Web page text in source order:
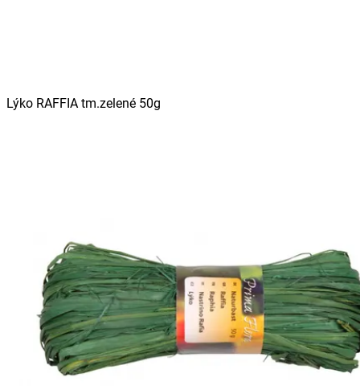
Lýko RAFFIA tm.zelené 50g